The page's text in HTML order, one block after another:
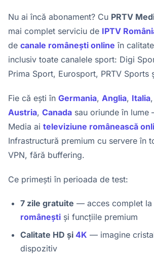
Nu ai încă abonament? Cu PRTV
mai complet serviciu de IPTV
de canale românești online în
inclusiv toate canalele sport: Digi
Prima Sport, Eurosport, PRTV Sports
Fie că ești în Germania, Anglia, Italia,
Austria, Canada sau oriunde în lume
Media ai televiziune românească
Infrastructură premium cu servere în
VPN, fără buffering.
Ce primești în perioada de test:
7 zile gratuite — acces complet la
românești și funcțiile premium
Calitate HD și 4K — imagine
dispozitiv